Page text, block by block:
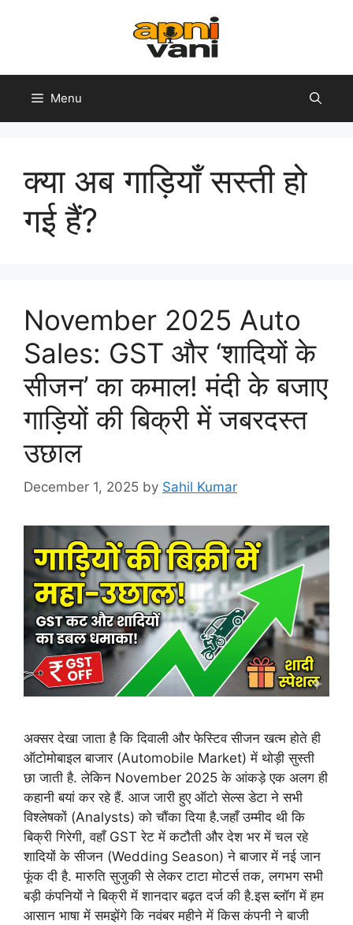
Menu
क्या अब गाड़ियाँ सस्ती हो
गई हैं?
November 2025 Auto
Sales: GST और ‘शादियों के
सीजन’ का कमाल! मंदी के बजाए
गाड़ियों की बिक्री में जबरदस्त
उछाल
December 1, 2025 by Sahil Kumar
अक्सर देखा जाता है कि दिवाली और फेस्टिव सीजन खत्म होते ही
ऑटोमोबाइल बाजार (Automobile Market) में थोड़ी सुस्ती
छा जाती है. लेकिन November 2025 के आंकड़े एक अलग ही
कहानी बयां कर रहे हैं. आज जारी हुए ऑटो सेल्स डेटा ने सभी
विश्लेषकों (Analysts) को चौंका दिया है.जहाँ उम्मीद थी कि
बिक्री गिरेगी, वहाँ GST रेट में कटौती और देश भर में चल रहे
शादियों के सीजन (Wedding Season) ने बाजार में नई जान
फूंक दी है. मारुति सुजुकी से लेकर टाटा मोटर्स तक, लगभग सभी
बड़ी कंपनियों ने बिक्री में शानदार बढ़त दर्ज की है.इस ब्लॉग में हम
आसान भाषा में समझेंगे कि नवंबर महीने में किस कंपनी ने बाजी